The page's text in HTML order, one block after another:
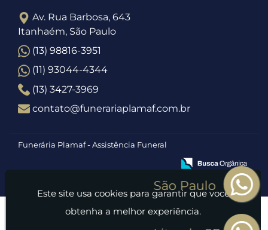
Av. Rua Barbosa, 643
Itanhaém, São Paulo
(13) 98816-3951
(11) 93044-4344
(13) 3427-3969
contato@funerariaplamaf.com.br
Funerária Plamaf - Assistência Funeral
Este site usa cookies para garantir que você
obtenha a melhor experiência.